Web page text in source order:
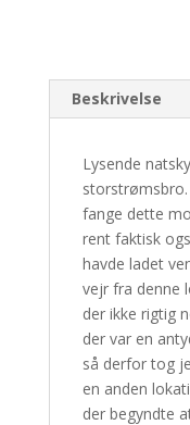
Beskrivelse
Lysende
fange dette
rent faktisk
havde ladet
vejr fra denne
der ikke rigtig
der var en
så derfor tog
en anden
der begyndte